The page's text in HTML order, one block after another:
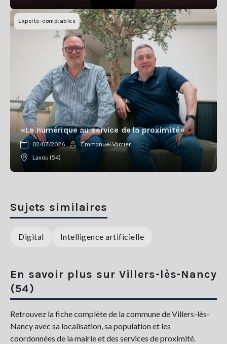
Experts-comptables
«Le numérique au service de la proximité»
02/07/2026
Emmanuel Varrier
Laxou (54)
Sujets similaires
Digital Intelligence artificielle
En savoir plus sur Villers-lès-Nancy
(54)
Retrouvez la fiche complète de la commune de Villers-lès-
Nancy avec sa localisation, sa population et les
coordonnées de la mairie et des services de proximité.